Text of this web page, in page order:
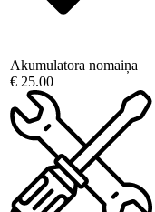
Akumulatora nomaiņa
€ 25.00